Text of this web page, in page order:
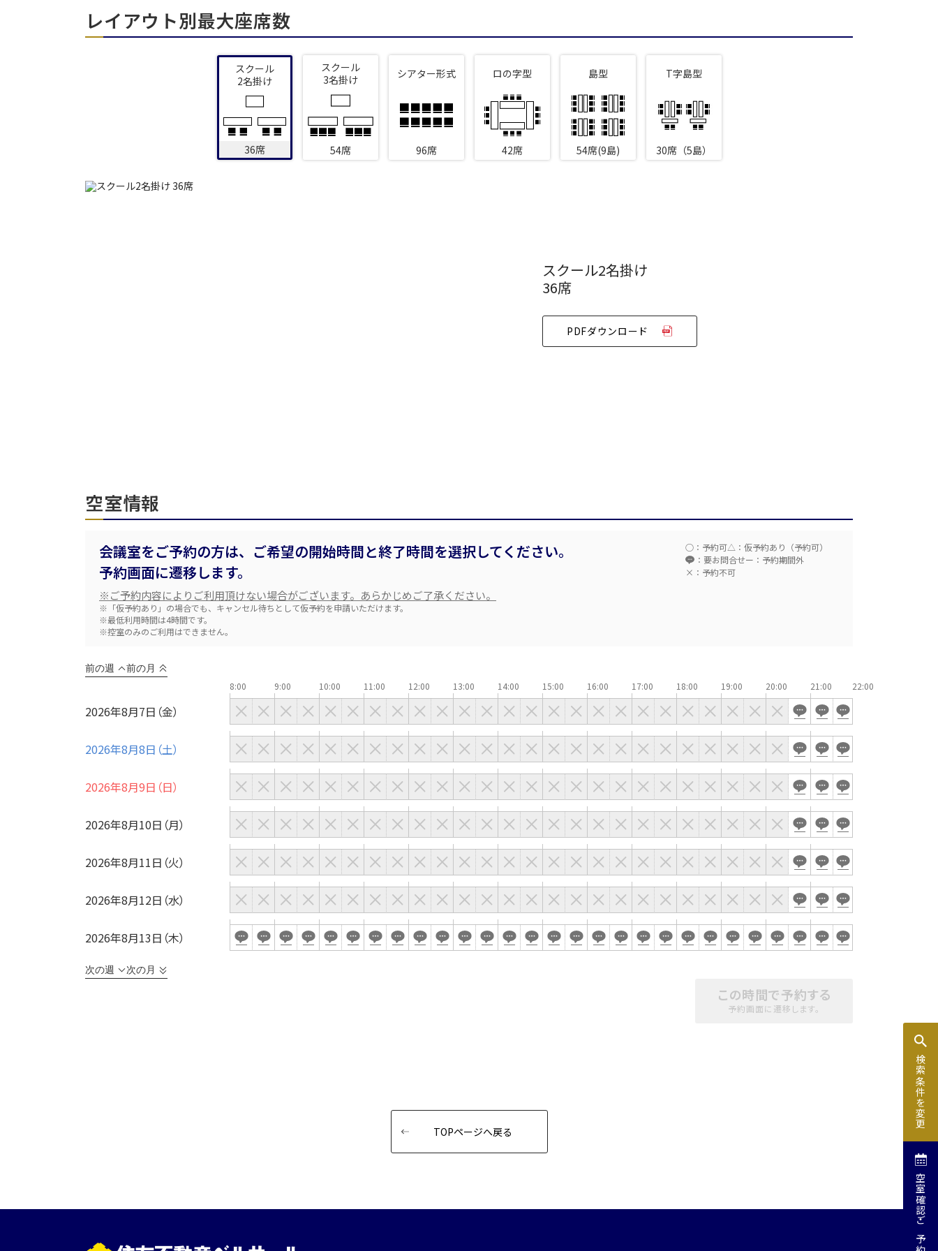
レイアウト別最大座席数
スクール
2名掛け
36席
スクール
3名掛け
54席
シアター形式
96席
ロの字型
42席
島型
54席(9島)
T字島型
30席（5島）
スクール2名掛け
36席
PDFダウンロード
空室情報
会議室をご予約の方は、ご希望の開始時間と終了時間を選択してください。
予約画面に遷移します。
※ご予約内容によりご利用頂けない場合がございます。あらかじめご了承ください。
※「仮予約あり」の場合でも、キャンセル待ちとして仮予約を申請いただけます。
※最低利用時間は4時間です。
※控室のみのご利用はできません。
○：予約可△：仮予約あり（予約可）
：要お問合せー：予約期間外
×：予約不可
前の週 前の月
8:00 9:00 10:00 11:00 12:00 13:00 14:00 15:00 16:00 17:00 18:00 19:00 20:00 21:00
2026年8月7日（金）
2026年8月8日（土）
2026年8月9日（日）
2026年8月10日（月）
2026年8月11日（火）
2026年8月12日（水）
2026年8月13日（木）
次の週 次の月
この時間で予約する
予約画面に遷移します。
TOPページへ戻る
検索条件を変更
空室確認
ご予約
※複数選択可能
ベルサール新宿南口
ベルサール新宿グランド
新宿住友スカイルーム
ベルサール新宿セントラルパーク
ベルサール西新宿
ベルサール高田馬場
秋葉原・神田・東京エリア
ベルサール八重洲
ベルサール東京日本橋
ベルサール秋葉原
ベルサール神田
飯田橋・九段・半蔵門・神保町エリア
ベルサール飯田橋ファースト
ベルサール神保町アネックス
渋谷エリア
ベルサール東京汐留コンファレンスセンター
ベルサール有明コンファレンスセンター
会場の種類
こだわり条件
※複数選択可能
4t車以上荷捌きあり
裏導線あり
時間貸し駐車場あり
専有回線(NURO)あり
用途で選ぶ
パーティ・懇親会
株主総会・IR
e-sports大会
プレス発表
試験 展示会・販売会
この条件で検索
選択している条件を
リセットする